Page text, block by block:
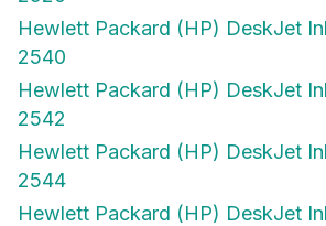
Hewlett Packard (HP) DeskJet
Hewlett Packard (HP) DeskJet
Hewlett Packard (HP) DeskJet
Hewlett Packard (HP) DeskJet